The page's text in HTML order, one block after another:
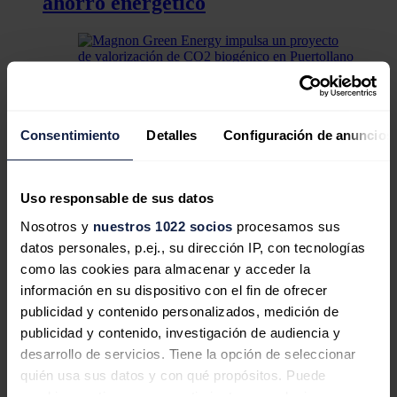
Consentimiento Detalles Configuración de anuncios
Uso responsable de sus datos
Nosotros y nuestros 1022 socios procesamos sus
datos personales, p.ej., su dirección IP, con tecnologías
como las cookies para almacenar y acceder la
información en su dispositivo con el fin de ofrecer
publicidad y contenido personalizados, medición de
publicidad y contenido, investigación de audiencia y
desarrollo de servicios. Tiene la opción de seleccionar
quién usa sus datos y con qué propósitos. Puede
proyecto de valorización de CO2
biogénico en Puertollano para la
renovables
Acciona Energía y Vidrala reutilizan
escorias de biomasa para fabricar
envases de vidrio
En Europa estos residuos alcanzan los 30 millones de toneladas y en